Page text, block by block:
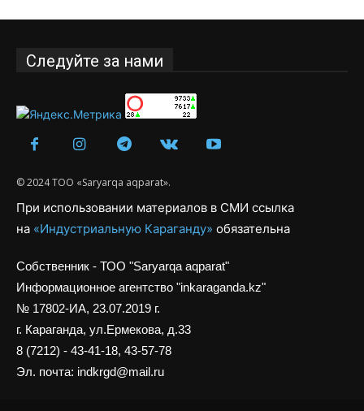
Следуйте за нами
© 2024 ТОО «Saryarqa aqparat».
При использовании материалов в СМИ ссылка
на «Индустриальную Караганду» обязательна
Собственник - ТОО "Saryarqa aqparat"
Информационное агентство "inkaraganda.kz"
№ 17802-ИА, 23.07.2019 г.
г. Караганда, ул.Ермекова, д.33
8 (7212) - 43-41-18, 43-57-78
Эл. почта: indkrgd@mail.ru